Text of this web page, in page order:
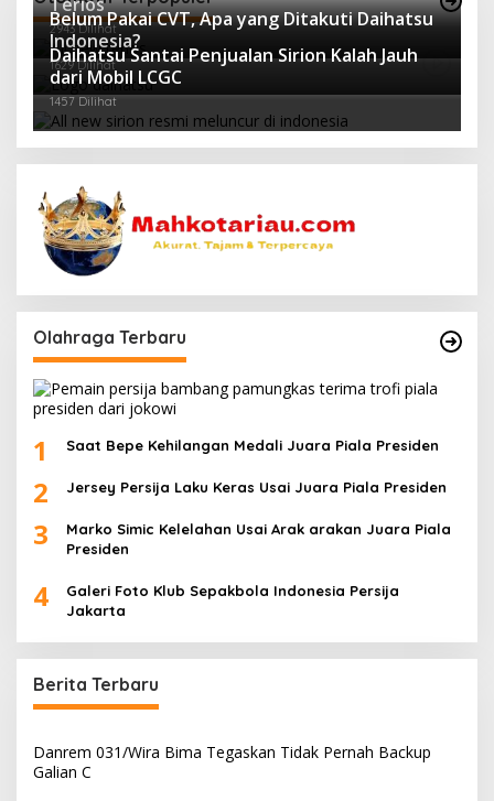
2943 Dilihat
Belum Pakai CVT, Apa yang Ditakuti Daihatsu
Indonesia?
1629 Dilihat
Daihatsu Santai Penjualan Sirion Kalah Jauh
dari Mobil LCGC
1457 Dilihat
Olahraga Terbaru
1 Saat Bepe Kehilangan Medali Juara Piala Presiden
2 Jersey Persija Laku Keras Usai Juara Piala Presiden
3
Marko Simic Kelelahan Usai Arak arakan Juara Piala
Presiden
4
Galeri Foto Klub Sepakbola Indonesia Persija
Jakarta
Berita Terbaru
Danrem 031/Wira Bima Tegaskan Tidak Pernah Backup
Galian C